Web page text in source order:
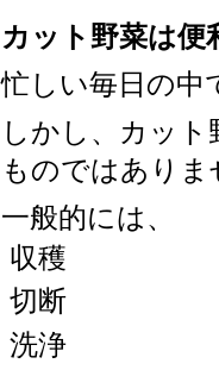
カット野菜は
忙しい毎日の中
しかし、カッ
ものではありま
一般的には、
収穫
切断
洗浄